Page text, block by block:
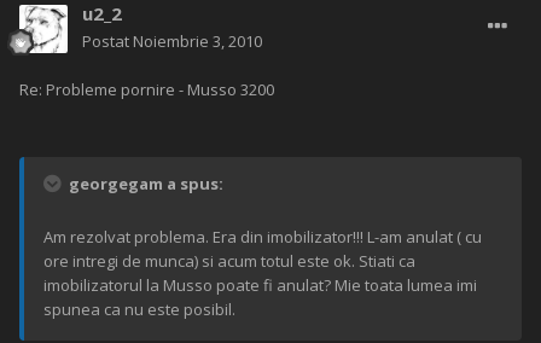
u2_2
Postat Noiembrie 3, 2010
Re: Probleme pornire - Musso 3200
georgegam a spus:
Am rezolvat problema. Era din imobilizator!!! L-am anulat ( cu
ore intregi de munca) si acum totul este ok. Stiati ca
imobilizatorul la Musso poate fi anulat? Mie toata lumea imi
spunea ca nu este posibil.